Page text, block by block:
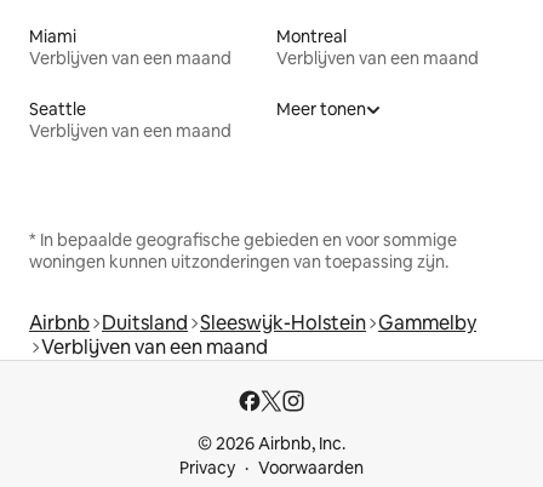
Miami
Verblijven van een maand
Montreal
Verblijven van een maand
Seattle
Verblijven van een maand
Meer tonen
* In bepaalde geografische gebieden en voor sommige
woningen kunnen uitzonderingen van toepassing zijn.
Airbnb Duitsland Sleeswijk-Holstein Gammelby
Verblijven van een maand
© 2026 Airbnb, Inc.
Privacy
Voorwaarden